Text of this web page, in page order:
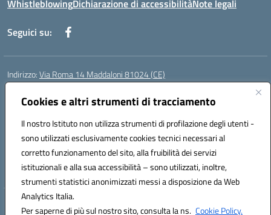
Cookies e altri strumenti di tracciamento
Il nostro Istituto non utilizza strumenti di profilazione degli utenti -
sono utilizzati esclusivamente cookies tecnici necessari al
corretto funzionamento del sito, alla fruibilità dei servizi
istituzionali e alla sua accessibilità – sono utilizzati, inoltre,
strumenti statistici anonimizzati messi a disposizione da Web
Analytics Italia.
Per saperne di più sul nostro sito, consulta la ns. Cookie Policy.
WhistleblowingDichiarazione di accessibilitàNote legali
Seguici su:
Indirizzo:Via Roma 14 Maddaloni 81024 (CE)
Centralino:
Posta elettronica certificata (PEC):ceic8an00r@pec.istruzione.it
Codice fiscale: 80006190617
Codice meccanografico:CEIC8AN00R
Codice Indice delle Pubbliche Amministrazioni (IPA): icmvce
Codice unico di fatturazione (CUF): UFORSV
Hosting & Powered by 3D Solution S.r.l.